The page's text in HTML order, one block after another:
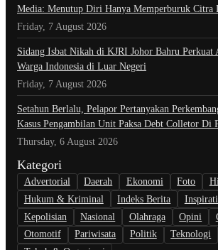
Media: Menutup Diri Hanya Memperburuk Citra
Friday, 7 August 2026
Sidang Isbat Nikah di KJRI Johor Bahru Perkuat
Warga Indonesia di Luar Negeri
Friday, 7 August 2026
Setahun Berlalu, Pelapor Pertanyakan
Kasus Pengambilan Unit Paksa Debt Colletor Di
Thursday, 6 August 2026
Kategori
Advertorial Daerah Ekonomi Foto
Hukum & Kriminal
Indeks Berita
Kepolisian
Nasional Olahraga Opini
Otomotif
Pariwisata Politik
Teknologi